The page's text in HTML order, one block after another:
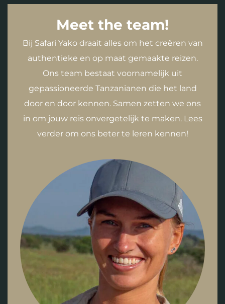
Meet the team!
Bij Safari Yako draait alles om het creëren van
authentieke en op maat gemaakte reizen.
Ons team bestaat voornamelijk uit
gepassioneerde Tanzanianen die het land
door en door kennen. Samen zetten we ons
in om jouw reis onvergetelijk te maken. Lees
verder om ons beter te leren kennen!